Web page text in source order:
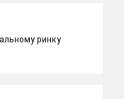
ринку